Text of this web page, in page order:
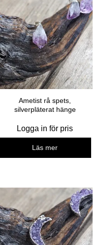
Ametist rå spets,
silverpläterat hänge
Logga in för pris
Läs mer